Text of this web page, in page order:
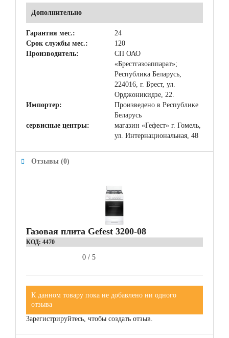
Дополнительно
Гарантия мес.:
24
Срок службы мес.:
120
Производитель:
СП ОАО
«Брестгазоаппарат»;
Республика Беларусь,
224016, г. Брест, ул.
Орджоникидзе, 22.
Импортер:
Произведено в Республике
Беларусь
сервисные центры:
магазин «Гефест» г. Гомель,
ул. Интернациональная, 48
Отзывы (0)
Газовая плита Gefest 3200-08
КОД: 4470
0 / 5
К данном товару пока не добавлено ни одного
отзыва
Зарегистрируйтесь, чтобы создать отзыв.